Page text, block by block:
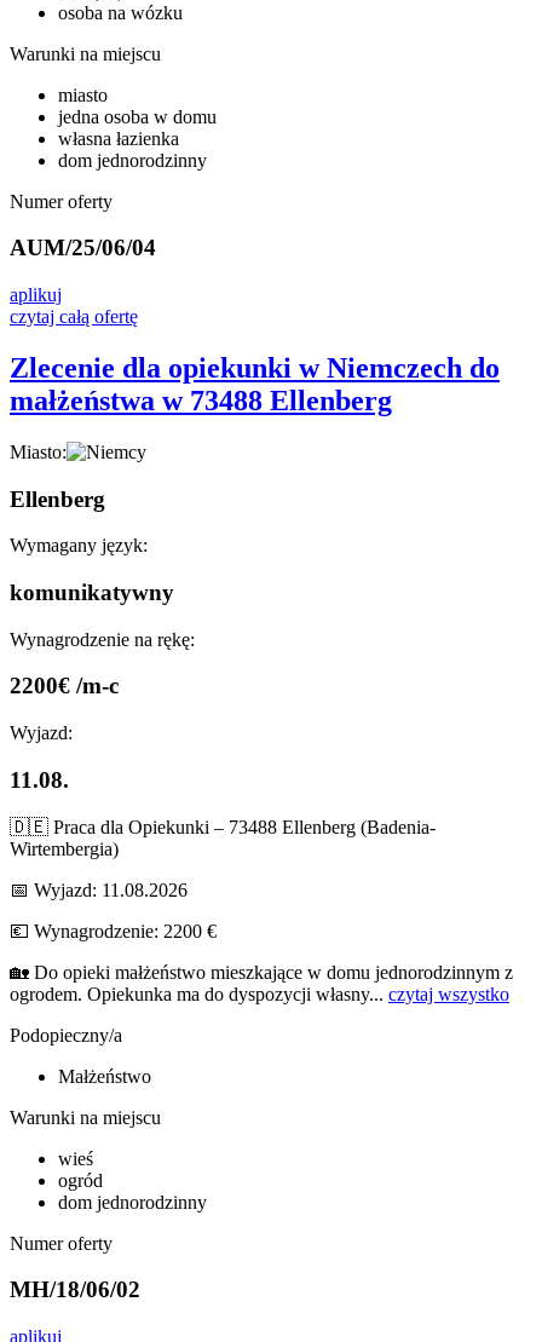
osoba na wózku
Warunki na miejscu
miasto
jedna osoba w domu
własna łazienka
dom jednorodzinny
Numer oferty
AUM/25/06/04
aplikuj
czytaj całą ofertę
Zlecenie dla opiekunki w Niemczech do
małżeństwa w 73488 Ellenberg
Miasto:
Ellenberg
Wymagany język:
komunikatywny
Wynagrodzenie na rękę:
2200€ /m-c
Wyjazd:
11.08.
🇩🇪 Praca dla Opiekunki – 73488 Ellenberg (Badenia-
Wirtembergia)
📅 Wyjazd: 11.08.2026
💶 Wynagrodzenie: 2200 €
🏡 Do opieki małżeństwo mieszkające w domu jednorodzinnym z
ogrodem. Opiekunka ma do dyspozycji własny... czytaj wszystko
Podopieczny/a
Małżeństwo
Warunki na miejscu
wieś
ogród
dom jednorodzinny
Numer oferty
MH/18/06/02
aplikuj